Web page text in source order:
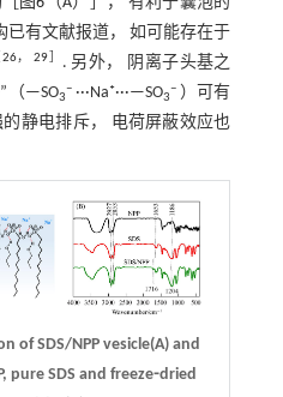
已有文献报道， 如可能存在于
26，29
. 另外， 阴离子头基之
（—SO3
‒ ···Na⁺···—SO3
‒ ）可有
静电排斥， 电荷屏蔽效应也
of SDS/NPP vesicle(A) and
pure SDS and freeze⁃dried